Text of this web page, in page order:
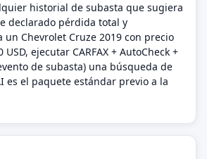
historial de subasta que sugiera
declarado pérdida total y
un Chevrolet Cruze 2019 con precio
ejecutar CARFAX + AutoCheck +
de subasta) una búsqueda de
es el paquete estándar previo a la